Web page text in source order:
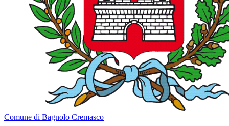
Comune di Bagnolo Cremasco